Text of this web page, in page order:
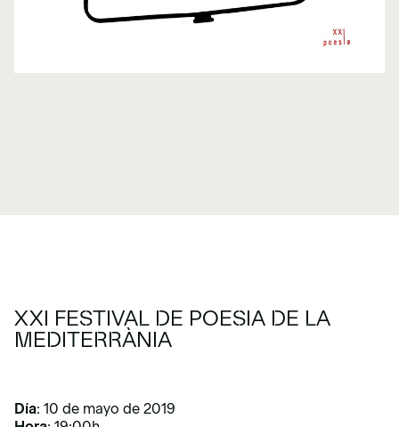
XXI FESTIVAL DE POESIA DE LA
MEDITERRÀNIA
Día: 10 de mayo de 2019